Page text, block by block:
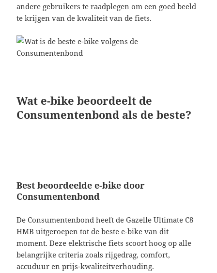
andere gebruikers te raadplegen om een goed beeld
te krijgen van de kwaliteit van de fiets.
Wat e-bike beoordeelt de
Consumentenbond als de beste?
Best beoordeelde e-bike door
Consumentenbond
De Consumentenbond heeft de Gazelle Ultimate C8
HMB uitgeroepen tot de beste e-bike van dit
moment. Deze elektrische fiets scoort hoog op alle
belangrijke criteria zoals rijgedrag, comfort,
accuduur en prijs-kwaliteitverhouding.